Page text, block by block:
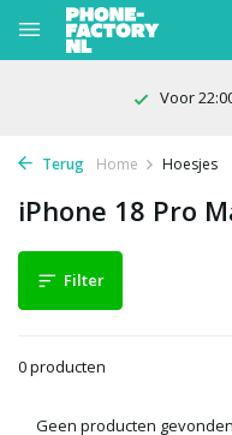
Voor
Terug Home Hoesjes
iPhone 18 Pro
Filter
0 producten
Geen producten